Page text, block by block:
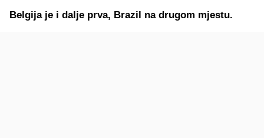
Belgija je i dalje prva, Brazil na drugom mjestu.